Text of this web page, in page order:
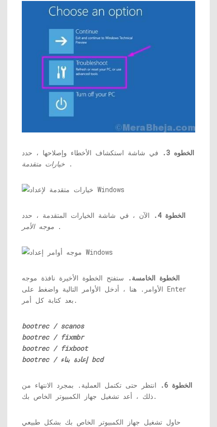
الخطوه 3.
في شاشة استكشاف الأخطاء وإصلاحها ، حدد
خيارات متقدمة .
الخطوة 4.
الآن ، في شاشة الخيارات المتقدمة ، حدد
موجه الأمر .
الخطوة الخامسة.
ستفتح الخطوة الأخيرة نافذة موجه
الأوامر. هنا ، أدخل الأوامر التالية واضغط على Enter
بعد كتابة كل أمر.
bootrec / scanos
bootrec / fixmbr
bootrec / fixboot
bootrec / إعادة بناء bcd
الخطوة 6.
انتظر حتى تكتمل العملية. بمجرد الانتهاء من
ذلك ، أعد تشغيل جهاز الكمبيوتر الخاص بك.
حاول تشغيل جهاز الكمبيوتر الخاص بك بشكل طبيعي